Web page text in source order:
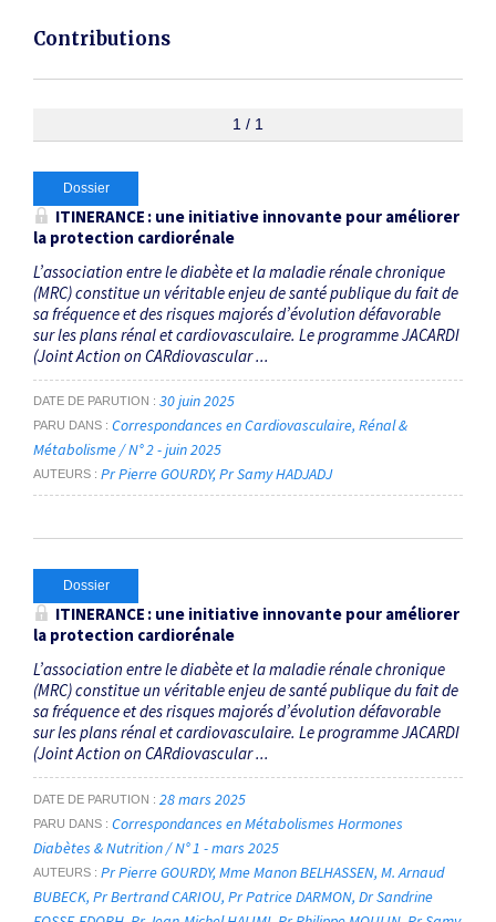
Contributions
1 / 1
Dossier
ITINERANCE : une initiative innovante pour améliorer
la protection cardio­rénale
L’association entre le diabète et la maladie rénale chronique
(MRC) constitue un véritable enjeu de santé publique du fait de
sa fréquence et des risques majorés d’évolution défavorable
sur les plans rénal et cardiovasculaire. Le programme JACARDI
(Joint Action on CARdiovascular ...
DATE DE PARUTION 30 juin 2025
PARU DANS
Correspondances en Cardiovasculaire, Rénal &
Métabolisme / N° 2 - juin 2025
AUTEURS Pr Pierre GOURDY Pr Samy HADJADJ
Dossier
ITINERANCE : une initiative innovante pour améliorer
la protection cardio­rénale
L’association entre le diabète et la maladie rénale chronique
(MRC) constitue un véritable enjeu de santé publique du fait de
sa fréquence et des risques majorés d’évolution défavorable
sur les plans rénal et cardiovasculaire. Le programme JACARDI
(Joint Action on CARdiovascular ...
DATE DE PARUTION 28 mars 2025
PARU DANS
Correspondances en Métabolismes Hormones
Diabètes & Nutrition / N° 1 - mars 2025
AUTEURS Pr Pierre GOURDY Mme Manon BELHASSEN M. Arnaud
BUBECK Pr Bertrand CARIOU Pr Patrice DARMON Dr Sandrine